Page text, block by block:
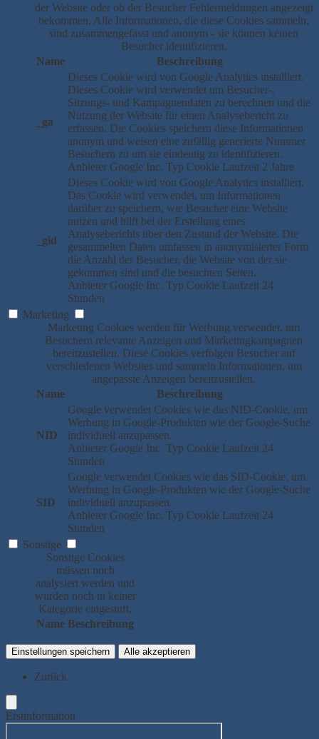
der Website oder ob der Besucher Fehlermeldungen angezeigt
bekommen. Alle Informationen, die diese Cookies sammeln,
sind zusammengefasst und anonym - sie können keinen
Besucher identifizieren.
Name
Beschreibung
_ga
Dieses Cookie wird von Google Analytics installiert.
Dieses Cookie wird verwendet um Besucher-,
Sitzungs- und Kampagnendaten zu berechnen und die
Nutzung der Website für einen Analysebericht zu
erfassen. Die Cookies speichern diese Informationen
anonym und weisen eine zufällig generierte Nummer
Besuchern zu um sie eindeutig zu identifizieren.
Anbieter Google Inc. Typ Cookie Laufzeit 2 Jahre
_gid
Dieses Cookie wird von Google Analytics installiert.
Das Cookie wird verwendet, um Informationen
darüber zu speichern, wie Besucher eine Website
nutzen und hilft bei der Erstellung eines
Analyseberichts über den Zustand der Website. Die
gesammelten Daten umfassen in anonymisierter Form
die Anzahl der Besucher, die Website von der sie
gekommen sind und die besuchten Seiten.
Anbieter Google Inc. Typ Cookie Laufzeit 24
Stunden
Marketing
Marketing Cookies werden für Werbung verwendet, um
Besuchern relevante Anzeigen und Marketingkampagnen
bereitzustellen. Diese Cookies verfolgen Besucher auf
verschiedenen Websites und sammeln Informationen, um
angepasste Anzeigen bereitzustellen.
Name
Beschreibung
NID
Google verwendet Cookies wie das NID-Cookie, um
Werbung in Google-Produkten wie der Google-Suche
individuell anzupassen.
Anbieter Google Inc. Typ Cookie Laufzeit 24
Stunden
SID
Google verwendet Cookies wie das SID-Cookie, um
Werbung in Google-Produkten wie der Google-Suche
individuell anzupassen.
Anbieter Google Inc. Typ Cookie Laufzeit 24
Stunden
Sonstige
Sonstige Cookies
müssen noch
analysiert werden und
wurden noch in keiner
Kategorie eingestuft.
Name Beschreibung
Einstellungen speichern Alle akzeptieren
Zurück
Erstinformation